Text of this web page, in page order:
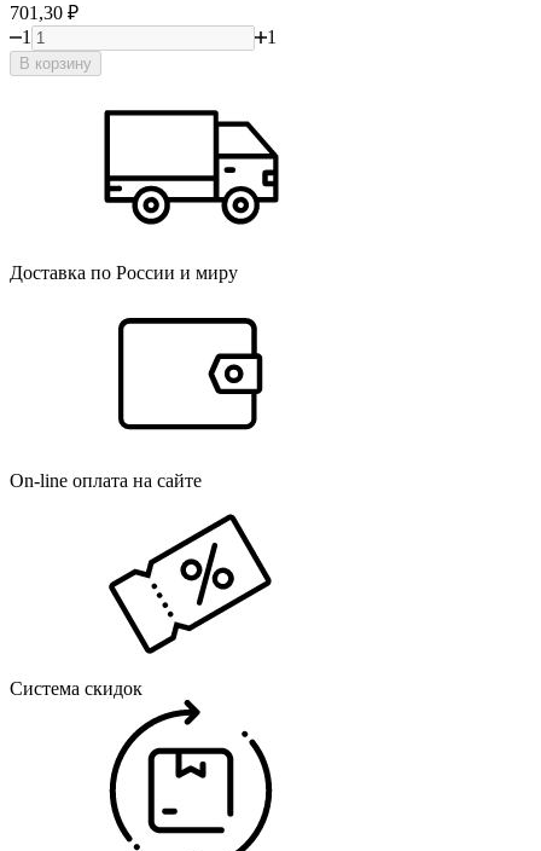
701,30 ₽
1
1
В корзину
Доставка по России и миру
On-line оплата на сайте
Система скидок